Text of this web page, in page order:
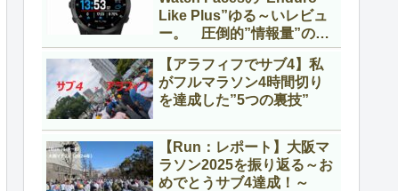
Like Plus”ゆる～いレビュ
ー。 圧倒的”情報量”のウ
ォッチフェイス！
【アラフィフでサブ4】私
がフルマラソン4時間切り
を達成した”5つの裏技”
【Run：レポート】大阪マ
ラソン2025を振り返る～お
めでとうサブ4達成！～